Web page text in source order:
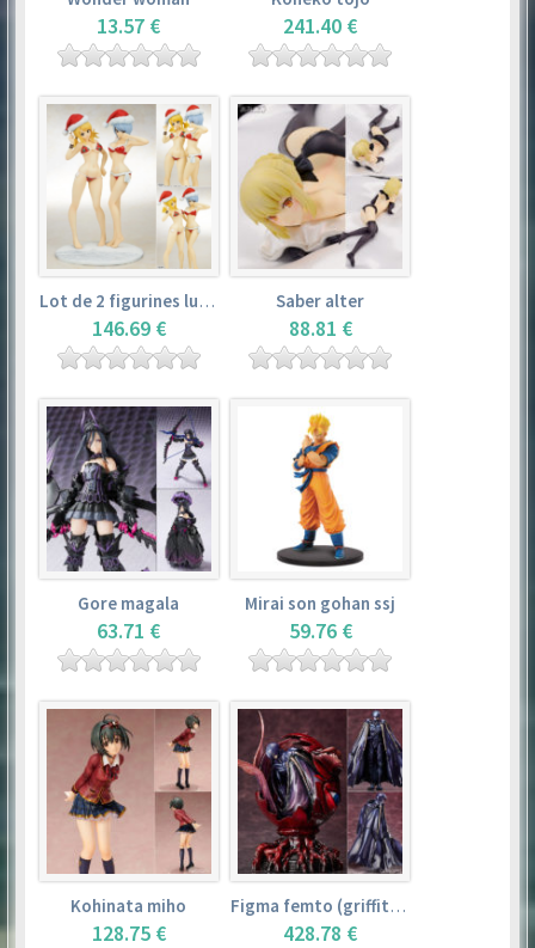
13.57 € 241.40 €
Lot de 2 figurines lucy heartfilia et yukino aguria (christmas limited set)
146.69 €
Saber alter
88.81 €
Gore magala
63.71 €
Mirai son gohan ssj
59.76 €
Kohinata miho
128.75 €
Figma femto (griffith) + l’oeuf du roi conquérant
428.78 €